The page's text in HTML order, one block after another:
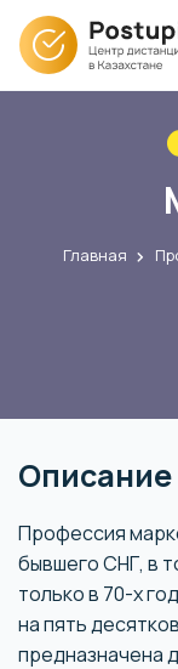
Главная
Профессия
бывшего СНГ, в
только в 70-х
на пять
предназначена